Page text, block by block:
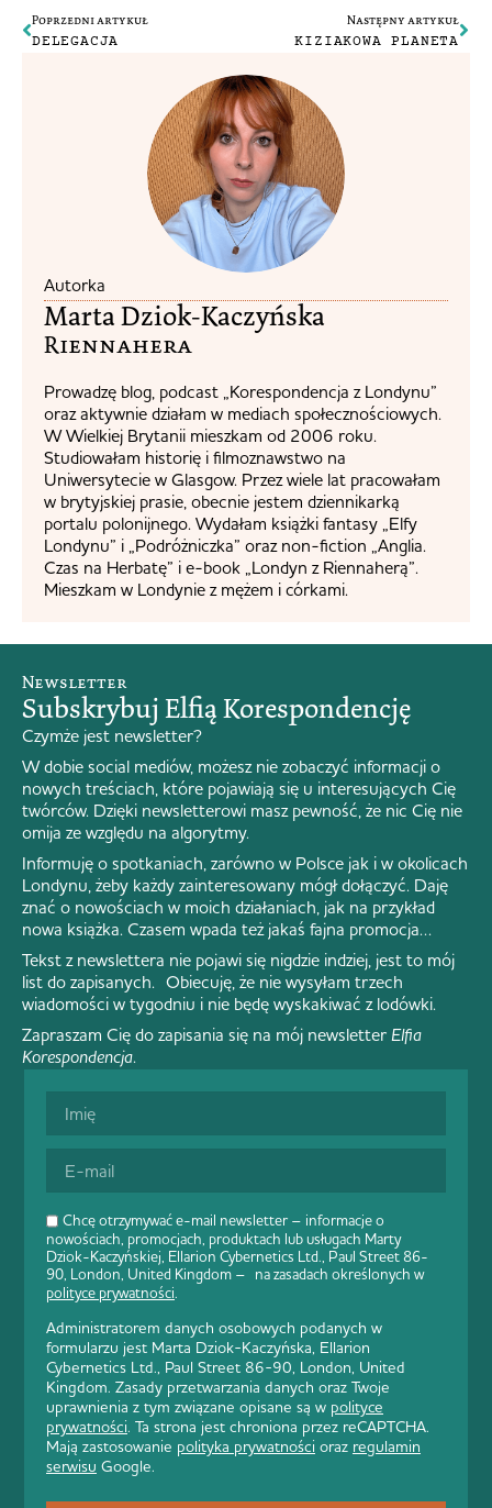
Poprzedni artykuł
DELEGACJA
Następny artykuł
KIZIAKOWA PLANETA
Autorka
Marta Dziok-Kaczyńska
Riennahera​
Prowadzę blog, podcast „Korespondencja z Londynu”
oraz aktywnie działam w mediach społecznościowych.
W Wielkiej Brytanii mieszkam od 2006 roku.
Studiowałam historię i filmoznawstwo na
Uniwersytecie w Glasgow. Przez wiele lat pracowałam
w brytyjskiej prasie, obecnie jestem dziennikarką
portalu polonijnego. Wydałam książki fantasy „Elfy
Londynu” i „Podróżniczka” oraz non-fiction „Anglia.
Czas na Herbatę” i e-book „Londyn z Riennaherą”.
Mieszkam w Londynie z mężem i córkami.
Chcę otrzymywać e-mail newsletter – informacje o
nowościach, promocjach, produktach lub usługach Marty
Dziok-Kaczyńskiej, Ellarion Cybernetics Ltd., Paul Street 86-
90, London, United Kingdom – na zasadach określonych w
polityce prywatności.
Administratorem danych osobowych podanych w
formularzu jest Marta Dziok-Kaczyńska, Ellarion
Cybernetics Ltd., Paul Street 86-90, London, United
Kingdom. Zasady przetwarzania danych oraz Twoje
uprawnienia z tym związane opisane są w polityce
prywatności. Ta strona jest chroniona przez reCAPTCHA.
Mają zastosowanie polityka prywatności oraz regulamin
serwisu Google.
Newsletter
Subskrybuj Elfią Korespondencję
Czymże jest newsletter?
W dobie social mediów, możesz nie zobaczyć informacji o
nowych treściach, które pojawiają się u interesujących Cię
twórców. Dzięki newsletterowi masz pewność, że nic Cię nie
omija ze względu na algorytmy.
Informuję o spotkaniach, zarówno w Polsce jak i w okolicach
Londynu, żeby każdy zainteresowany mógł dołączyć. Daję
znać o nowościach w moich działaniach, jak na przykład
nowa książka. Czasem wpada też jakaś fajna promocja…
Tekst z newslettera nie pojawi się nigdzie indziej, jest to mój
list do zapisanych. Obiecuję, że nie wysyłam trzech
wiadomości w tygodniu i nie będę wyskakiwać z lodówki.
Zapraszam Cię do zapisania się na mój newsletter Elfia
Korespondencja.